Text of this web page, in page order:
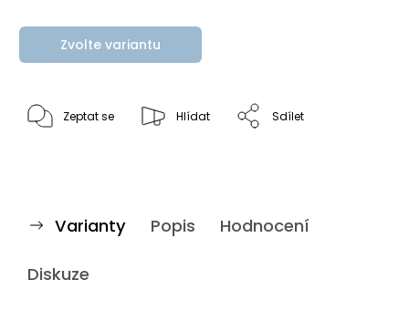
Zvolte variantu
Zeptat se Hlídat Sdílet
Varianty Popis Hodnocení
Diskuze